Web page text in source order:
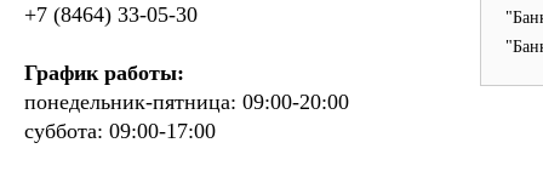
+7 (8464) 33-05-30
График работы:
понедельник-пятница: 09:00-20:00
суббота: 09:00-17:00